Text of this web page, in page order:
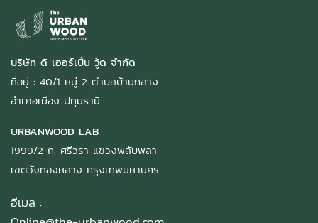
บริษัท ดิ เออร์เบิ้น วู้ด จำกัด
ที่อยู่ : 40/1 หมู่ 2 ตำบลบ้านกลาง
อำเภอเมือง ปทุมธานี
URBANWOOD LAB
1999/2 ถ. ศรีวรา แขวงพลับพลา
เขตวังทองหลาง กรุงเทพมหานคร
อีเมล :